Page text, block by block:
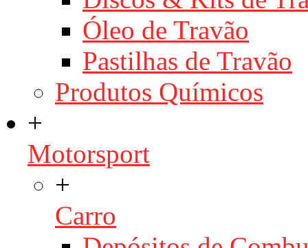
Óleo de Travão
Pastilhas de Travão
Produtos Químicos
+
Motorsport
+
Carro